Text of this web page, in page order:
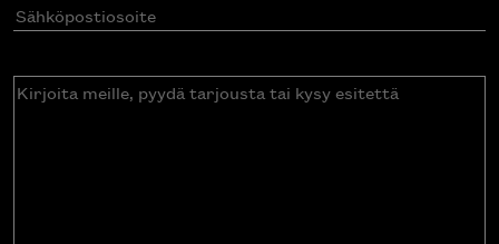
Sähköpostiosoite(Pakollinen)
Kirjoita